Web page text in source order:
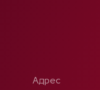
Адрес